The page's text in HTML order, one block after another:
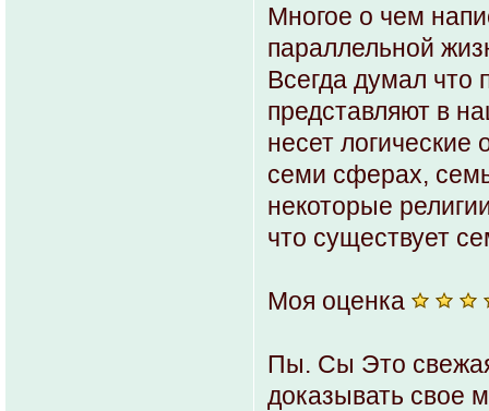
Многое о чем
параллельной
Всегда думал что
представляют в
несет
семи сферах,
некоторые
что существует
Моя оценка
Пы. Сы Это
доказывать свое